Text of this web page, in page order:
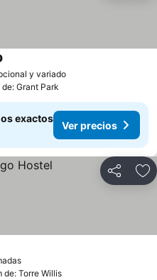
y variadoVer precios
de: Grant Park
exactos
Ver precios
Compartir
Ver precios
de: Torre Willis